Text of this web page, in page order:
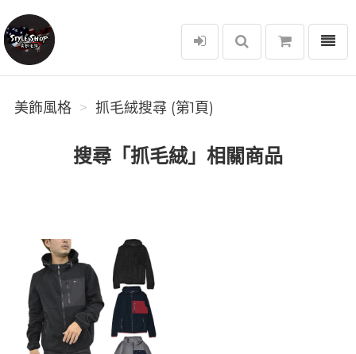
美飾風格
選單
美飾風格 抓毛絨搜尋 (第1頁)
搜尋「抓毛絨」相關商品